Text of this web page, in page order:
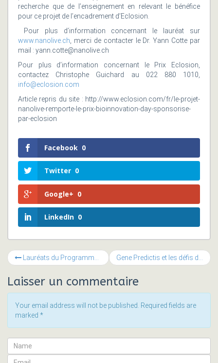
recherche que de l’enseignement en relevant le bénéfice
pour ce projet de l’encadrement d’Eclosion.
Pour plus d’information concernant le lauréat sur
www.nanolive.ch , merci de contacter le Dr. Yann Cotte par
mail : yann.cotte@nanolive.ch
Pour plus d’information concernant le Prix Eclosion,
contactez Christophe Guichard au 022 880 1010,
info@eclosion.com
Article repris du site : http://www.eclosion.com/fr/le-projet-
nanolive-remporte-le-prix-bioinnovation-day-sponsorise-
par-eclosion
Facebook 0
Twitter 0
Google+ 0
LinkedIn 0
Lauréats du Programme Impact Ashoka 2013 Gene Predictis et les défis de la pharmacovigilance
Laisser un commentaire
Your email address will not be published. Required fields are
marked *